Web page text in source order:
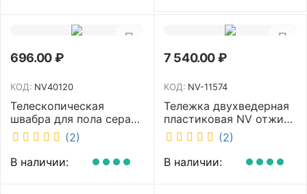
696.00₽
КОД: NV40120
Телескопическая
швабра для пола серая
NV микрофибра 42 см
NV40120
(2)
В наличии:
7 540.00₽
КОД: NV-11574
Тележка двухведерная
пластиковая NV отжим
2х23л NV-11574
(2)
В наличии: